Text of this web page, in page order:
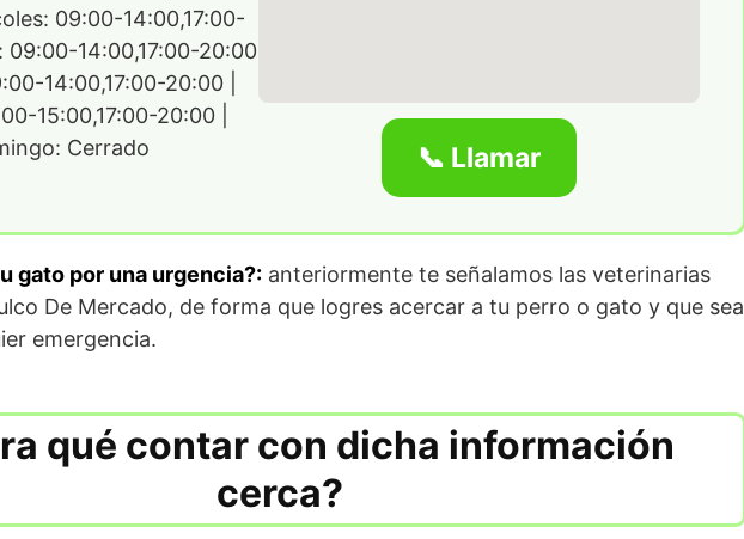
09:00-14:00,17:00-
09:00-14:00,17:00-20:00
14:00,17:00-20:00 |
15:00,17:00-20:00 |
Cerrado
📞 Llamar
gato por una urgencia?: anteriormente te señalamos las veterinarias
De Mercado, de forma que logres acercar a tu perro o gato y que sea
emergencia.
qué contar con dicha información
cerca?